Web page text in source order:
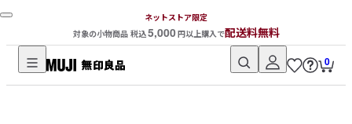
ネットストア限定
対象の小物商品 税込5,000円以上購入で配送料無料
無
0